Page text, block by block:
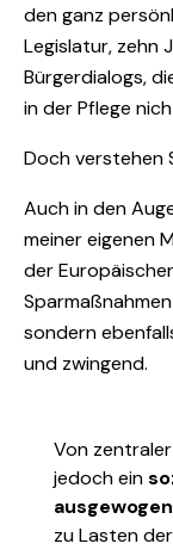
den ganz
Legislatur, zehn
Bürgerdialogs,
in der Pflege
Doch verstehen
Auch in den
meiner eigenen
der
sondern
und zwingend.
Von
jedoch ein
zu Lasten